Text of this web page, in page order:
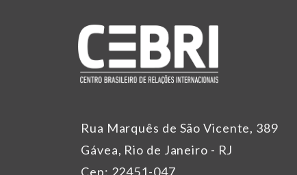
Rua Marquês de São Vicente, 389
Gávea, Rio de Janeiro - RJ
Cep: 22451-047